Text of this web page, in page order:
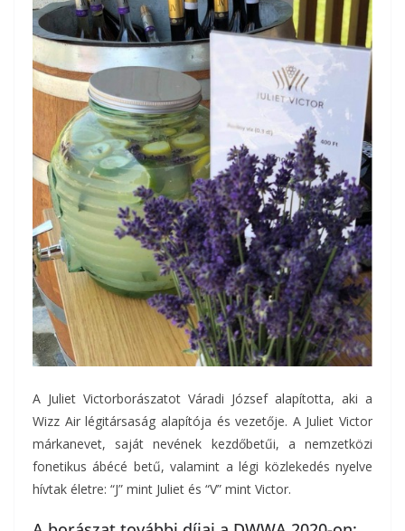
A Juliet Victorborászatot Váradi József alapította, aki a
Wizz Air légitársaság alapítója és vezetője. A Juliet Victor
márkanevet, saját nevének kezdőbetűi, a nemzetközi
fonetikus ábécé betű, valamint a légi közlekedés nyelve
hívtak életre: “J” mint Juliet és “V” mint Victor.